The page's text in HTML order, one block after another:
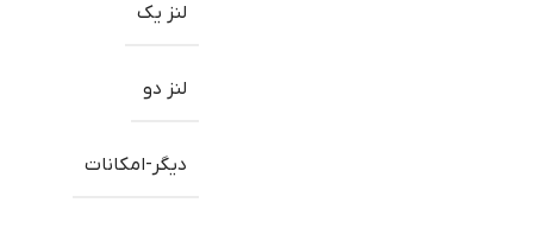
لنز یک
لنز دو
دیگر-امکانات